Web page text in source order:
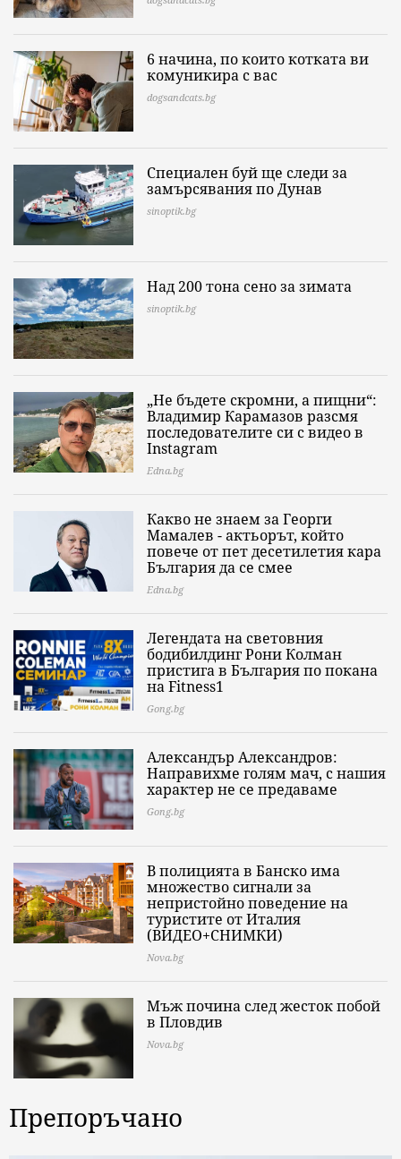
6 начина, по които котката ви
комуникира с вас
dogsandcats.bg
Специален буй ще следи за
замърсявания по Дунав
sinoptik.bg
Над 200 тона сено за зимата
sinoptik.bg
„Не бъдете скромни, а пищни“:
Владимир Карамазов разсмя
последователите си с видео в
Instagram
Edna.bg
Какво не знаем за Георги
Мамалев - актьорът, който
повече от пет десетилетия кара
България да се смее
Edna.bg
Легендата на световния
бодибилдинг Рони Колман
пристига в България по покана
на Fitness1
Gong.bg
Александър Александров:
Направихме голям мач, с нашия
характер не се предаваме
Gong.bg
В полицията в Банско има
множество сигнали за
непристойно поведение на
туристите от Италия
(ВИДЕО+СНИМКИ)
Nova.bg
Мъж почина след жесток побой
в Пловдив
Nova.bg
Препоръчано